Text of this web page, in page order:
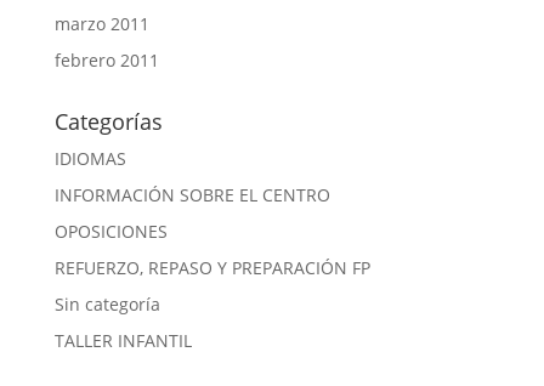
marzo 2011
febrero 2011
Categorías
IDIOMAS
INFORMACIÓN SOBRE EL CENTRO
OPOSICIONES
REFUERZO, REPASO Y PREPARACIÓN FP
Sin categoría
TALLER INFANTIL